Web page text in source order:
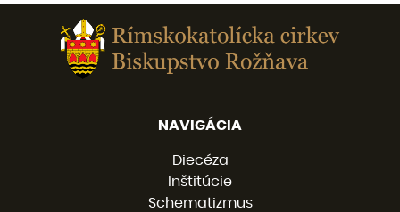
NAVIGÁCIA
Diecéza
Inštitúcie
Schematizmus